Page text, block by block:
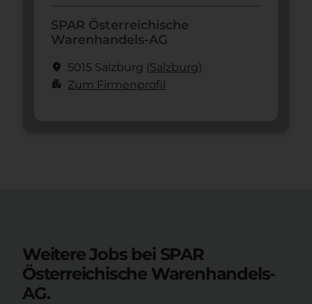
SPAR Österreichische
Warenhandels-AG
location_on 5015 Salzburg (Salzburg)
apartment Zum Firmenprofil
Weitere Jobs bei SPAR
Österreichische Warenhandels-
AG.